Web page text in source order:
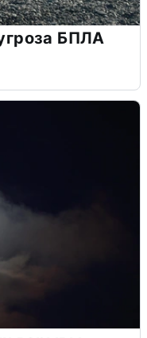
БПЛА